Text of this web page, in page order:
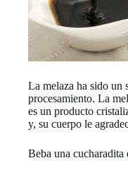
La melaza ha sido un
procesamiento. La
es un producto
y, su cuerpo le
Beba una cucharadita